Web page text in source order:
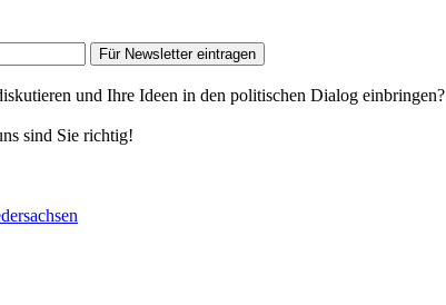
Für Newsletter eintragen
und Ihre Ideen in den politischen Dialog einbringen?
sind Sie richtig!